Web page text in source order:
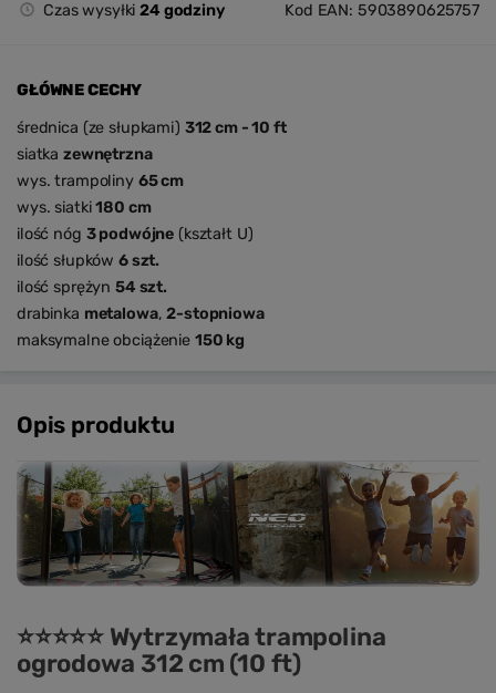
Czas wysyłki24 godziny
Kod EAN: 5903890625757
GŁÓWNE CECHY
średnica (ze słupkami) 312 cm - 10 ft
siatka zewnętrzna
wys. trampoliny 65 cm
wys. siatki180 cm
ilość nóg 3 podwójne (kształt U)
ilość słupków 6 szt.
ilość sprężyn 54 szt.
drabinka metalowa,2-stopniowa
maksymalne obciążenie 150 kg
Opis produktu
⭐⭐⭐⭐⭐ Wytrzymała trampolina
ogrodowa 312 cm (10 ft)